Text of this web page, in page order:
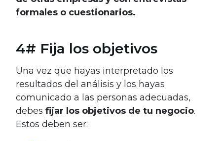
formales o cuestionarios.
4# Fija los objetivos
Una vez que hayas interpretado los
resultados del análisis y los hayas
comunicado a las personas adecuadas,
debes fijar los objetivos de tu negocio.
Estos deben ser: